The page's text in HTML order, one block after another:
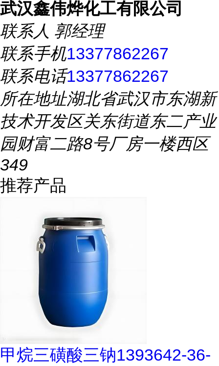
武汉鑫伟烨化工有限公司
联系人 郭经理
联系手机13377862267
联系电话13377862267
所在地址湖北省武汉市东湖新
技术开发区关东街道东二产业
园财富二路8号厂房一楼西区
349
推荐产品
甲烷三磺酸三钠1393642-36-